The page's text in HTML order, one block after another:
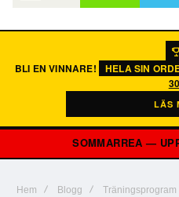
BLI EN VINNARE! HELA SIN
LÄS
SOMMARREA —
Hem Blogg Träningsprogram